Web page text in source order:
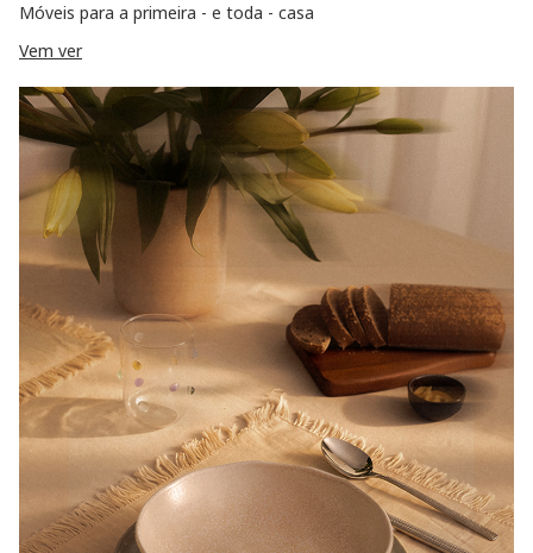
Móveis para a primeira - e toda - casa
Vem ver